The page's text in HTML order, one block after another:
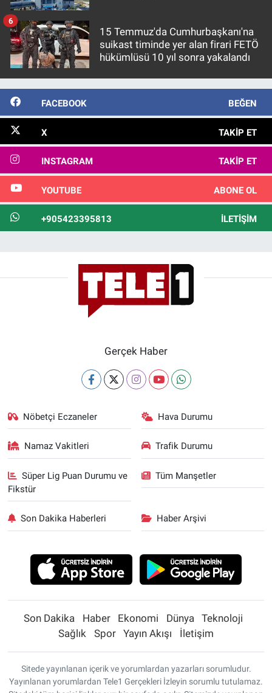
15 Temmuz'da Cumhurbaşkanı'na
suikast timinde yer alan firari FETÖ
hükümlüsü 10 yıl sonra yakalandı
6
FACEBOOK BEĞEN
X TAKIP ET
INSTAGRAM TAKIP ET
YOUTUBE ABONE OL
+905423395813 İLETIŞIM
Gerçek Haber
Nöbetçi Eczaneler Hava Durumu
Namaz Vakitleri Trafik Durumu
Süper Lig Puan Durumu ve
Fikstür
Tüm Manşetler
Son Dakika Haberleri Haber Arşivi
Son Dakika Haber Ekonomi Dünya
Teknoloji
Sağlık
Spor Yayın Akışı İletişim
Sitede yayınlanan içerik ve yorumlardan yazarları sorumludur.
Yayınlanan yorumlardan Tele1 Gerçekleri İzleyin sorumlu tutulamaz.